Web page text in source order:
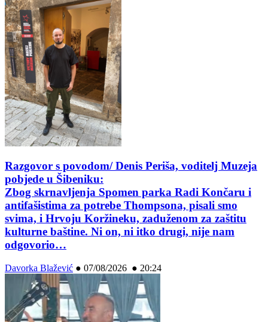
Razgovor s povodom/ Denis Periša, voditelj Muzeja
pobjede u Šibeniku:
Zbog skrnavljenja Spomen parka Radi Končaru i
antifašistima za potrebe Thompsona, pisali smo
svima, i Hrvoju Koržineku, zaduženom za zaštitu
kulturne baštine. Ni on, ni itko drugi, nije nam
odgovorio…
Davorka Blažević ● 07/08/2026 ● 20:24